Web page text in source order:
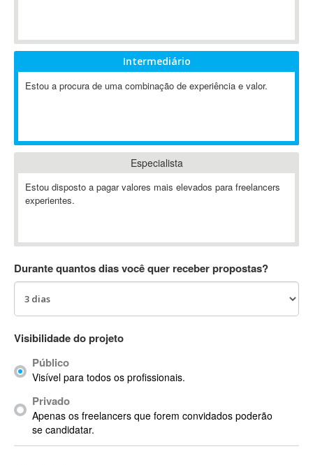
ABIS
Ableton
Ableton Live
Abstract Window Toolkit (AWT)
AC Drives
AC3
ACID Pro
ACPI
ACT
Actian
Actimize
ActionScript
ActionScript 3
Intermediário
Estou a procura de uma combinação de experiência e valor.
Especialista
Estou disposto a pagar valores mais elevados para freelancers
experientes.
Durante quantos dias você quer receber propostas?
Visibilidade do projeto
Público
Visível para todos os profissionais.
Privado
Apenas os freelancers que forem convidados poderão
se candidatar.